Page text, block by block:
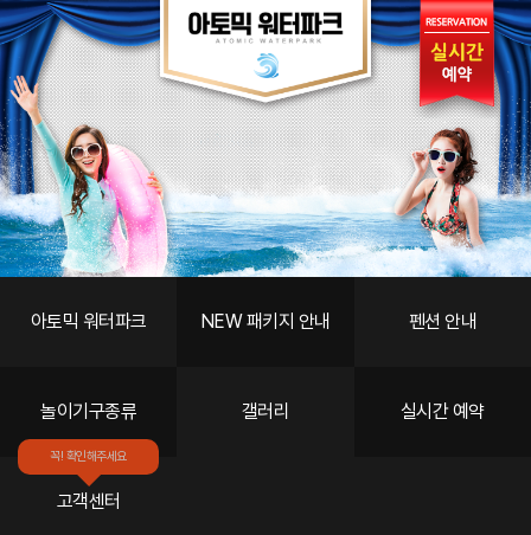
갤러리
LPP소개
객실안내
편의시설
스페셜
예약
고객센터
아토믹 워터파크 NEW 패키지 안내 펜션 안내
놀이기구종류 갤러리 실시간 예약
꼭! 확인해주세요
고객센터